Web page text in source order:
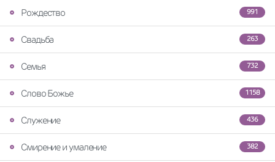
991
Рождество
263
Свадьба
732
Семья
1158
Слово Божье
436
Служение
382
Смирение и умаление